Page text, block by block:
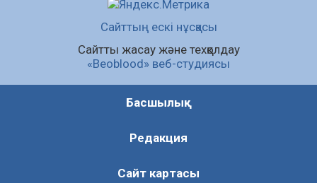
Сайттың ескі нұсқасы
Сайтты жасау және техқолдау
«Beoblood» веб-студиясы
Басшылық
Редакция
Сайт картасы